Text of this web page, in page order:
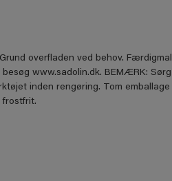
overfladen ved behov.
www.sadolin.dk. BEMÆRK:
inden rengøring. Tom
frostfrit.